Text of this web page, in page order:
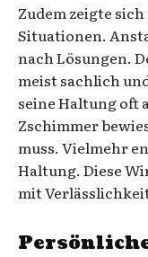
Zudem zeigte
Situationen.
nach Lösungen.
meist sachlich
seine Haltung oft
Zschimmer
muss. Vielmehr
Haltung. Diese
mit